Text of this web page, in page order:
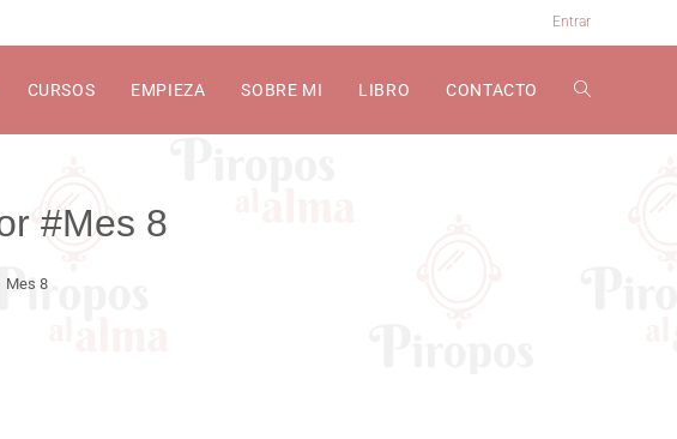
Entrar
CURSOS EMPIEZA SOBRE MI LIBRO CONTACTO
Mes 8
Mes 8